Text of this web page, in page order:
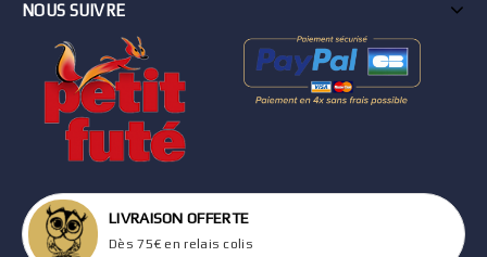
NOUS SUIVRE
LIVRAISON OFFERTE
Dès 75€ en relais colis